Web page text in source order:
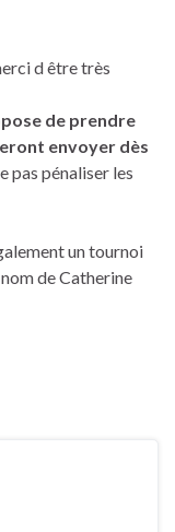
d être très
de prendre
envoyer dès
pas pénaliser les
un tournoi
de Catherine